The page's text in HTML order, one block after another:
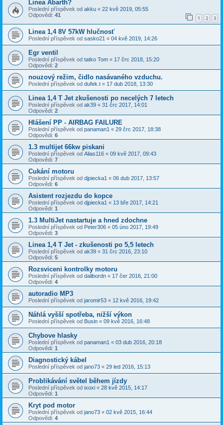
Linea Abarth?
Poslední příspěvek od akku « 22 kvě 2019, 05:55
Odpovědi: 41 1 2 3
Linea 1,4 8V 57kW hlučnosť
Poslední příspěvek od sasko21 « 04 kvě 2019, 14:26
Egr ventil
Poslední příspěvek od tatko Tom « 17 črc 2018, 15:20
Odpovědi: 2
nouzový režim, čidlo nasávaného vzduchu.
Poslední příspěvek od dufek.t « 17 dub 2018, 13:30
Linea 1,4 T Jet zkušenosti po necelých 7 letech
Poslední příspěvek od ak39 « 31 črc 2017, 14:01
Odpovědi: 2
Hlášení PP - AIRBAG FAILURE
Poslední příspěvek od panaman1 « 29 črc 2017, 18:38
Odpovědi: 6
1.3 multijet 66kw piskani
Poslední příspěvek od Alias116 « 09 kvě 2017, 09:43
Odpovědi: 7
Cukání motoru
Poslední příspěvek od djpiecka1 « 06 dub 2017, 13:57
Odpovědi: 6
Asistent rozjezdu do kopce
Poslední příspěvek od djpiecka1 « 13 bře 2017, 14:21
Odpovědi: 1
1.3 MultiJet nastartuje a hned zdochne
Poslední příspěvek od Peter306 « 05 úno 2017, 19:49
Odpovědi: 3
Linea 1,4 T Jet - zkušenosti po 5,5 letech
Poslední příspěvek od ak39 « 31 črc 2016, 23:10
Odpovědi: 5
Rozsviceni kontrolky motoru
Poslední příspěvek od dalibordn « 17 čer 2016, 21:00
Odpovědi: 4
autoradio MP3
Poslední příspěvek od jaromir53 « 12 kvě 2016, 19:42
Náhlá vyšší spotřeba, nižší výkon
Poslední příspěvek od Busin « 09 kvě 2016, 16:48
Chybove hlasky
Poslední příspěvek od panaman1 « 03 dub 2016, 20:18
Odpovědi: 1
Diagnostický kábel
Poslední příspěvek od jano73 « 29 led 2016, 15:13
Problikávání světel během jízdy
Poslední příspěvek od ixoxi « 28 kvě 2015, 14:17
Odpovědi: 1
Kryt pod motor
Poslední příspěvek od jano73 « 02 kvě 2015, 16:44
Odpovědi: 4